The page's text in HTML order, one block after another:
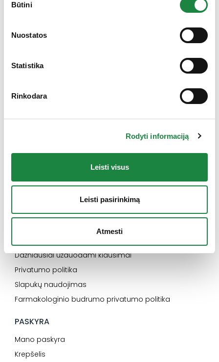
pasirinkimas
Būtini
Nuostatos
Statistika
Rinkodara
Rodyti informaciją
Leisti visus
Leisti pasirinkimą
Atmesti
+370 612 77733
Naujienos
Konsultacija
Dažniausiai užduodami klausimai
Privatumo politika
Slapukų naudojimas
Farmakologinio budrumo privatumo politika
PASKYRA
Mano paskyra
Krepšelis
Gauk 10% nuolaidą!